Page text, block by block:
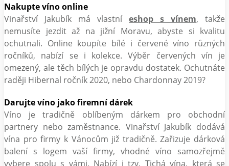
Nakupte víno online
Vinařství Jakubík má vlastní eshop s vínem, takže
nemusíte jezdit až na jižní Moravu, abyste si kvalitu
ochutnali. Online koupíte bílé i červené víno různých
ročníků, nabízí se i kolekce. Výběr červených vín je
omezený, ale těch bílých je opravdu dostatek. Ochutnáte
raději Hibernal ročník 2020, nebo Chardonnay 2019?
Darujte víno jako firemní dárek
Víno je tradičně oblíbeným dárkem pro obchodní
partnery nebo zaměstnance. Vinařství Jakubík dodává
vína pro firmy k Vánocům již tradičně. Zařizuje dárková
balení s logem vaší firmy, vhodné víno samozřejmě
vybere spolu s vámi. Nabízí i tzv. Tichá vína, která se